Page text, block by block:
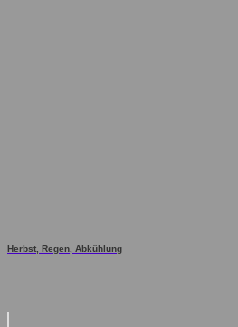
Herbst, Regen, Abkühlung